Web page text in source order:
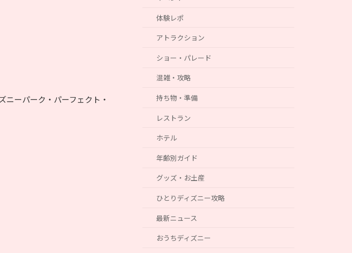
ニーパーク・パーフェクト・
体験レポ
アトラクション
ショー・パレード
混雑・攻略
持ち物・準備
レストラン
ホテル
年齢別ガイド
グッズ・お土産
ひとりディズニー攻略
最新ニュース
おうちディズニー